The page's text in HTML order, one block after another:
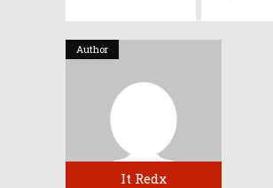
Author
It Redx